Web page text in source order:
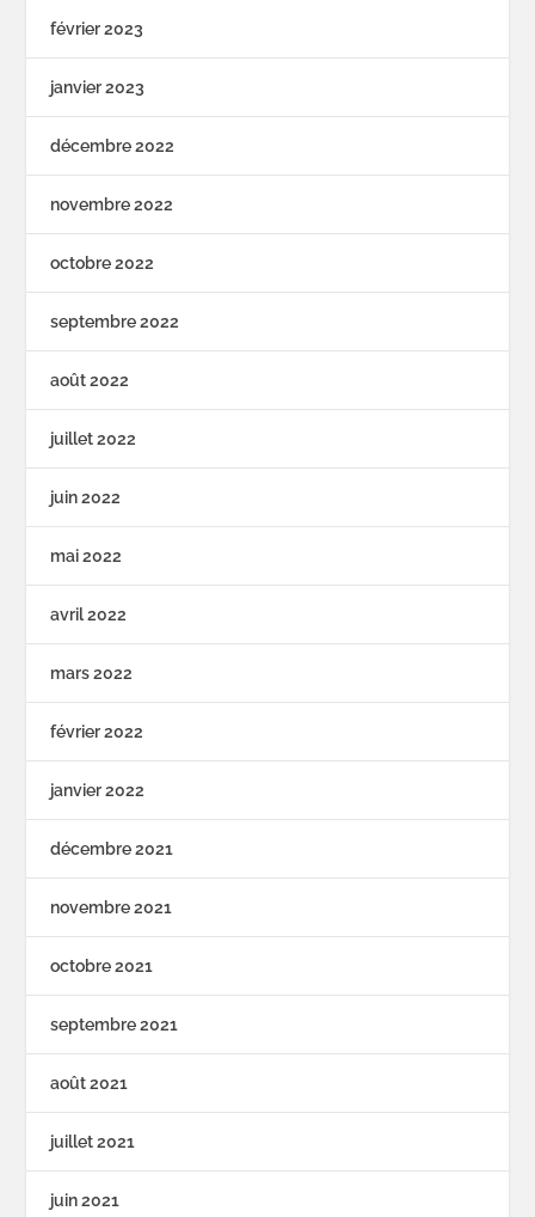
février 2023
janvier 2023
décembre 2022
novembre 2022
octobre 2022
septembre 2022
août 2022
juillet 2022
juin 2022
mai 2022
avril 2022
mars 2022
février 2022
janvier 2022
décembre 2021
novembre 2021
octobre 2021
septembre 2021
août 2021
juillet 2021
juin 2021